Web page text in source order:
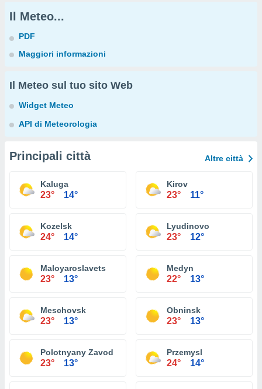
Il Meteo...
PDF
Maggiori informazioni
Il Meteo sul tuo sito Web
Widget Meteo
API di Meteorologia
Principali città Altre città
Kaluga
23° 14°
Kirov
23° 11°
Kozelsk
24° 14°
Lyudinovo
23° 12°
Maloyaroslavets
23° 13°
Medyn
22° 13°
Meschovsk
23° 13°
Obninsk
23° 13°
Polotnyany Zavod
23° 13°
Przemysl
24° 14°